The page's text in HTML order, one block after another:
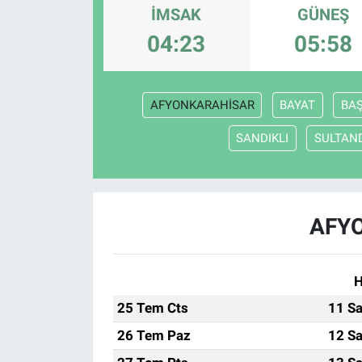
İMSAK
04:23
GÜNEŞ
05:58
AFYONKARAHİSAR BAYAT
SANDIKLI
25 Tem Cts
11
26 Tem Paz
12